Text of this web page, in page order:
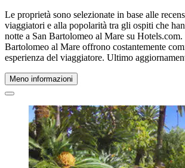
Le proprietà sono selezionate in base alle
viaggiatori e alla popolarità tra gli ospiti che
notte a San Bartolomeo al Mare su
Bartolomeo al Mare offrono costantemente
esperienza del viaggiatore. Ultimo
Meno informazioni